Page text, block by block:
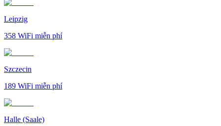
Leipzig
358 WiFi miễn phí
Szczecin
189 WiFi miễn phí
Halle (Saale)